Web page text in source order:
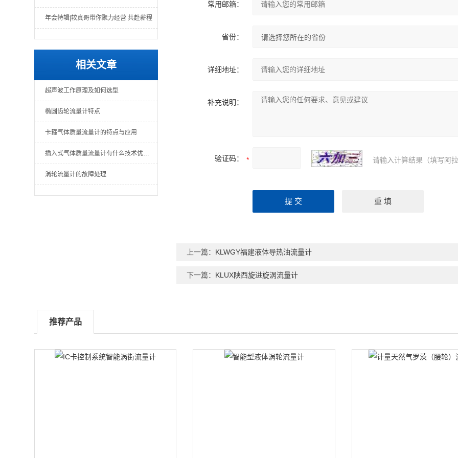
年会特辑|较真哥带你聚力经营 共赴薪程
相关文章
超声波工作原理及如何选型
椭圆齿轮流量计特点
卡箍气体质量流量计的特点与应用
插入式气体质量流量计有什么技术优势呢？
涡轮流量计的故障处理
常用邮箱：
省份：
详细地址：
补充说明：
验证码： 请输入计算结果（填写阿
上一篇： KLWGY福建液体导热油流量计
下一篇： KLUX陕西旋进旋涡流量计
推荐产品